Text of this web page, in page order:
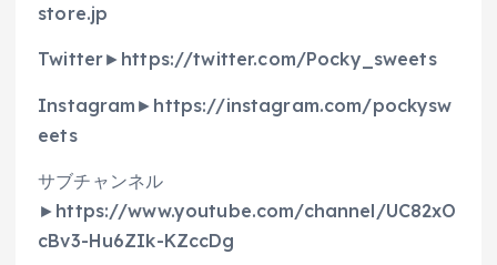
store.jp
Twitter►https://twitter.com/Pocky_sweets
Instagram►https://instagram.com/pockysw
eets
サブチャンネル
►https://www.youtube.com/channel/UC82xO
cBv3-Hu6ZIk-KZccDg